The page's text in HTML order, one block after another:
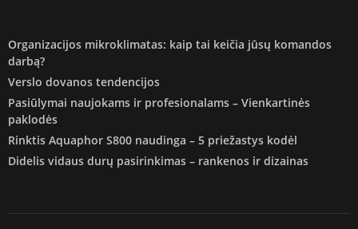
Organizacijos mikroklimatas: kaip tai keičia jūsų komandos
darbą?
Verslo dovanos tendencijos
Pasiūlymai naujokams ir profesionalams – Vienkartinės
paklodės
Rinktis Aquaphor S800 naudinga – 5 priežastys kodėl
Didelis vidaus durų pasirinkimas – rankenos ir dizainas